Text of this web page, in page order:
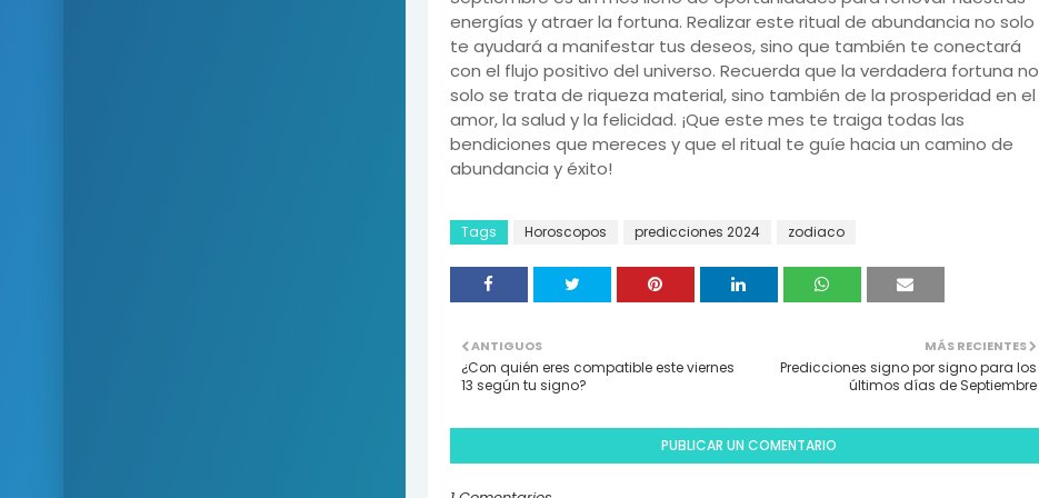
energías y atraer la fortuna. Realizar este ritual de abundancia no solo
te ayudará a manifestar tus deseos, sino que también te conectará
con el flujo positivo del universo. Recuerda que la verdadera fortuna no
solo se trata de riqueza material, sino también de la prosperidad en el
amor, la salud y la felicidad. ¡Que este mes te traiga todas las
bendiciones que mereces y que el ritual te guíe hacia un camino de
abundancia y éxito!
Tags Horoscopos predicciones 2024 zodiaco
MÁS RECIENTES
Predicciones signo por signo para los
últimos días de Septiembre
ANTIGUOS
¿Con quién eres compatible este viernes
13 según tu signo?
PUBLICAR UN COMENTARIO